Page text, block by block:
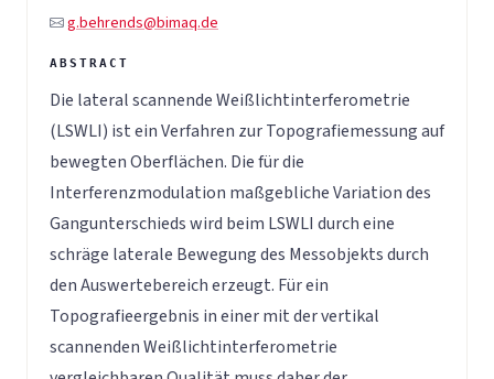
g.behrends@bimaq.de
Die lateral scannende Weißlichtinterferometrie
(LSWLI) ist ein Verfahren zur Topografiemessung auf
bewegten Oberflächen. Die für die
Interferenzmodulation maßgebliche Variation des
Gangunterschieds wird beim LSWLI durch eine
schräge laterale Bewegung des Messobjekts durch
den Auswertebereich erzeugt. Für ein
Topografieergebnis in einer mit der vertikal
scannenden Weißlichtinterferometrie